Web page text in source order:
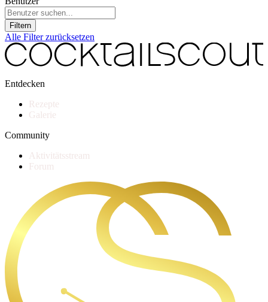
Filtern
Alle Filter zurücksetzen
Entdecken
Rezepte
Galerie
Community
Aktivitätsstream
Forum